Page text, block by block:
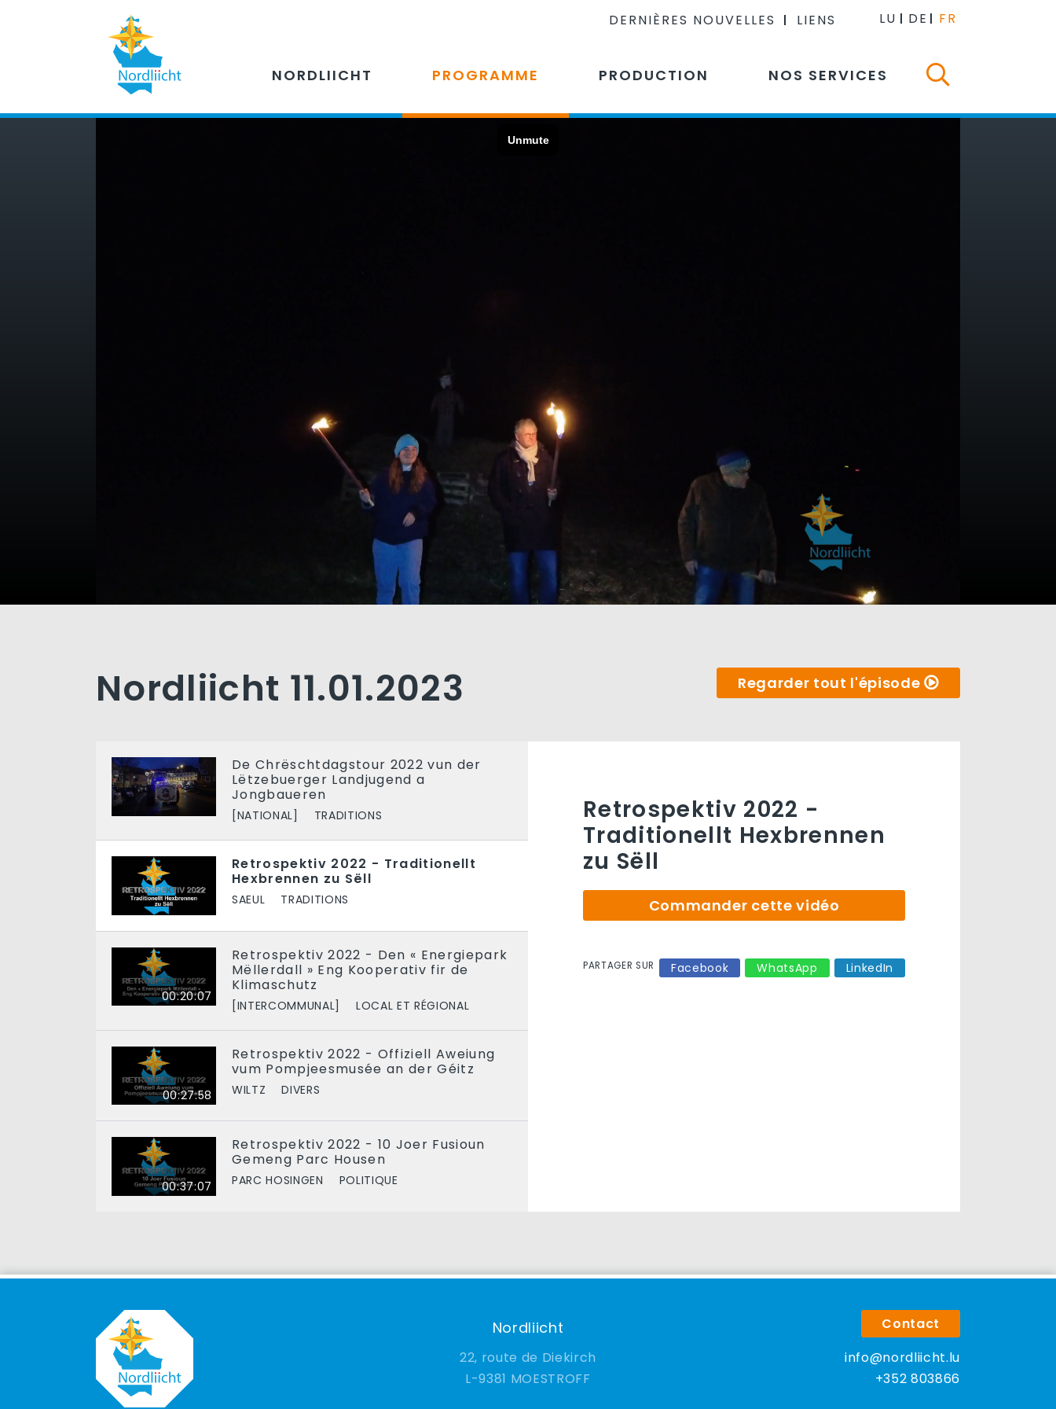
DERNIÈRES NOUVELLES LIENS LU DE FR
NORDLIICHT PROGRAMME PRODUCTION NOS SERVICES
Nordliicht 11.01.2023 Regarder tout l'épisode
De Chrëschtdagstour 2022 vun der
Lëtzebuerger Landjugend a
Jongbaueren
[NATIONAL] TRADITIONS
Retrospektiv 2022 - Traditionellt
Hexbrennen zu Sëll
SAEUL TRADITIONS
00:20:07
Retrospektiv 2022 - Den « Energiepark
Mëllerdall » Eng Kooperativ fir de
Klimaschutz
[INTERCOMMUNAL] LOCAL ET RÉGIONAL
00:27:58
Retrospektiv 2022 - Offiziell Aweiung
vum Pompjeesmusée an der Géitz
WILTZ DIVERS
00:37:07
Retrospektiv 2022 - 10 Joer Fusioun
Gemeng Parc Housen
PARC HOSINGEN POLITIQUE
Retrospektiv 2022 -
Traditionellt Hexbrennen
zu Sëll
Commander cette vidéo
PARTAGER SUR Facebook WhatsApp LinkedIn
Nordliicht
22, route de Diekirch
9381 MOESTROFF
Contact
info@nordliicht.lu
+352 803866